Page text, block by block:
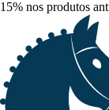
15% nos produtos